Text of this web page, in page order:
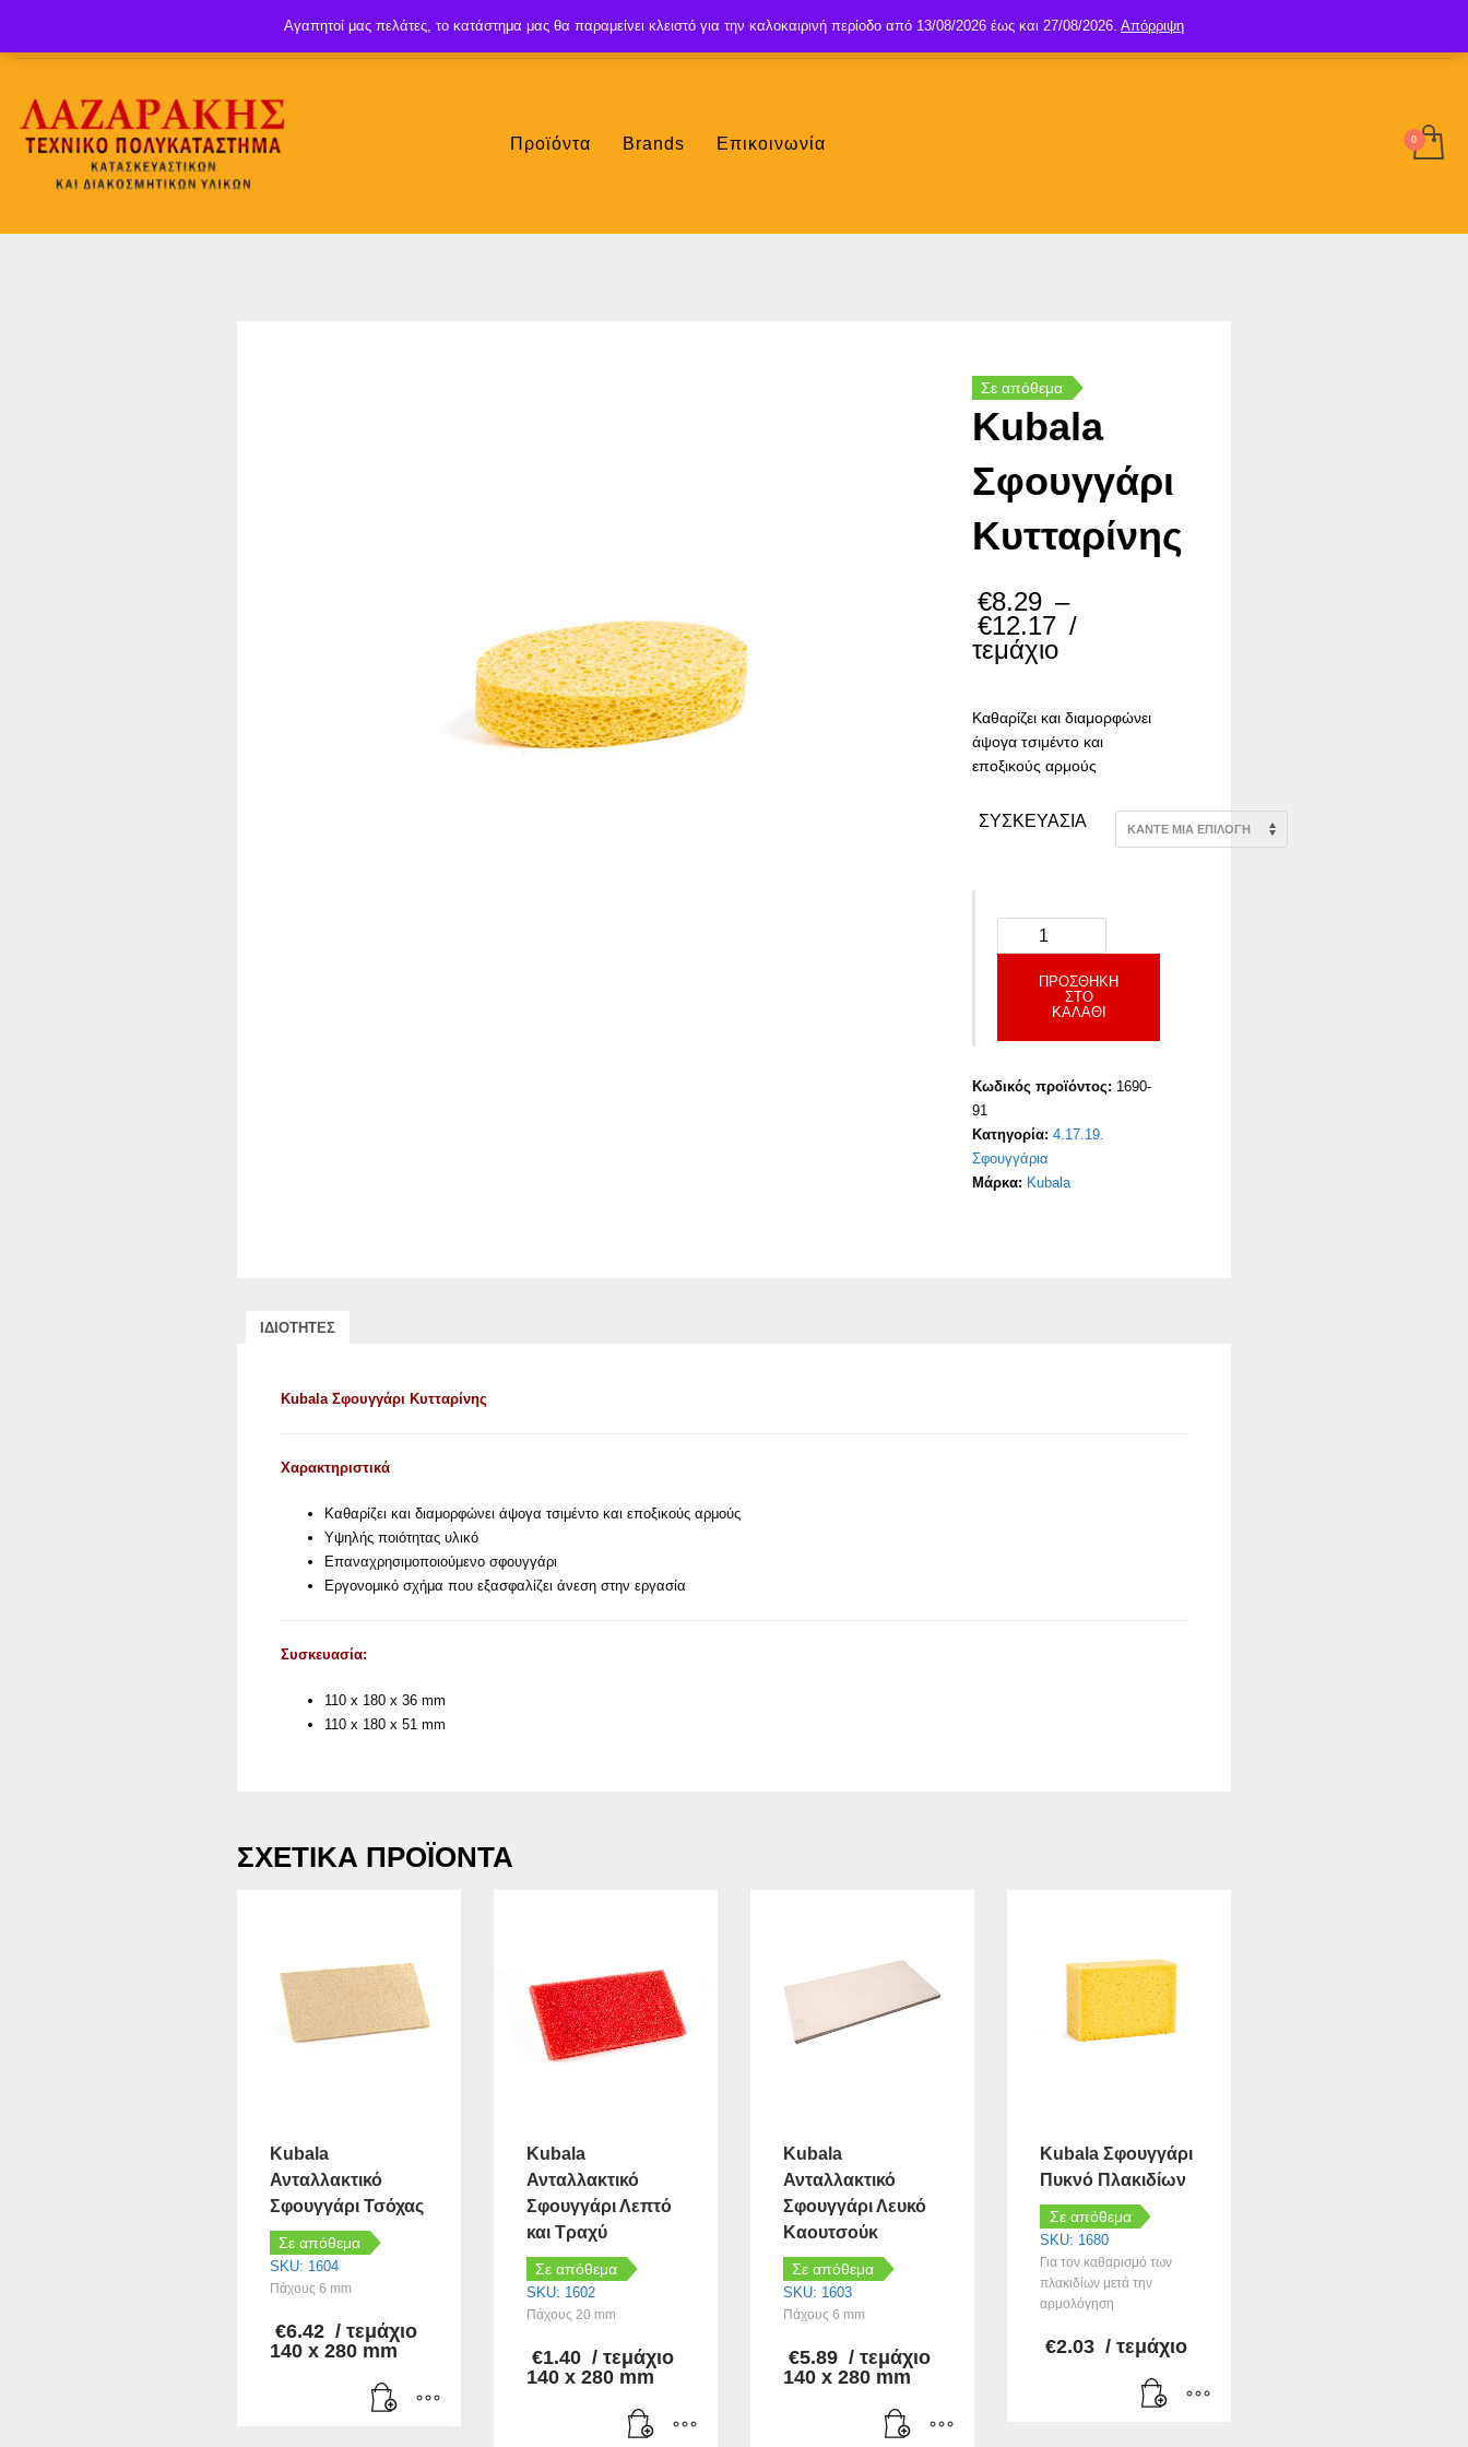
SIGN UP LOGIN
Προϊόντα Brands Επικοινωνία
Σε απόθεμα
Kubala
Σφουγγάρι
Κυτταρίνης
€8.29 –
€12.17 Price
€12.17
/
τεμάχιο
Καθαρίζει και διαμορφώνει
άψογα τσιμέντο και
εποξικούς αρμούς
ΣΥΣΚΕΥΑΣΙΑ
ΠΡΟΣΘΉΚΗ
ΣΤΟ
ΚΑΛΆΘΙ
Κωδικός προϊόντος: 1690-
91
Κατηγορία: 4.17.19.
Σφουγγάρια
Μάρκα: Kubala
ΙΔΙΟΤΗΤΕΣ
Kubala Σφουγγάρι Κυτταρίνης
Χαρακτηριστικά
Καθαρίζει και διαμορφώνει άψογα τσιμέντο και εποξικούς αρμούς
Υψηλής ποιότητας υλικό
Επαναχρησιμοποιούμενο σφουγγάρι
Εργονομικό σχήμα που εξασφαλίζει άνεση στην εργασία
Συσκευασία:
110 x 180 x 36 mm
110 x 180 x 51 mm
ΣΧΕΤΙΚΆ ΠΡΟΪΌΝΤΑ
Kubala
Ανταλλακτικό
Σφουγγάρι Τσόχας
Σε απόθεμα
SKU: 1604
Πάχους 6 mm
€6.42 / τεμάχιο
140 x 280 mm
Kubala
Ανταλλακτικό
Σφουγγάρι Λεπτό
και Τραχύ
Σε απόθεμα
SKU: 1602
Πάχους 20 mm
€1.40 / τεμάχιο
140 x 280 mm
Kubala
Ανταλλακτικό
Σφουγγάρι Λευκό
Καουτσούκ
Σε απόθεμα
SKU: 1603
Πάχους 6 mm
€5.89 / τεμάχιο
140 x 280 mm
Kubala Σφουγγάρι
Πυκνό Πλακιδίων
Σε απόθεμα
SKU: 1680
Για τον καθαρισμό των
πλακιδίων μετά την
αρμολόγηση
€2.03 / τεμάχιο
Αγαπητοί μας πελάτες, το κατάστημα μας θα παραμείνει κλειστό για την καλοκαιρινή περίοδο από 13/08/2026 έως και 27/08/2026. Απόρριψη